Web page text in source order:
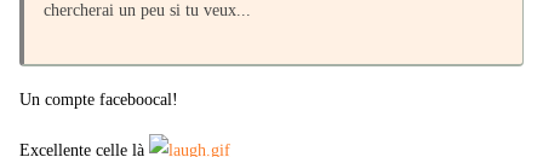
chercherai un peu si tu veux...
Un compte faceboocal!
Excellente celle là